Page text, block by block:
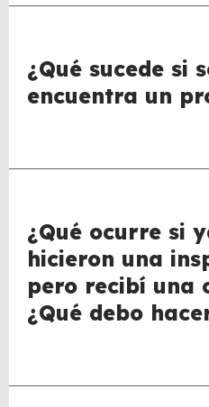
¿Qué sucede si
encuentra un
¿Qué ocurre si
hicieron una
pero recibí una
¿Qué debo